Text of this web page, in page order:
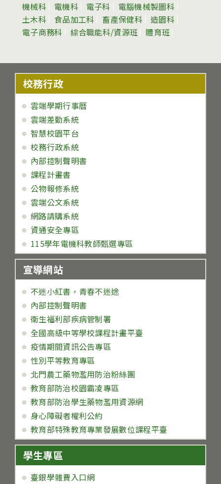
機械科 電機科 電子科
電腦機械製圖科
土木科
食品加工科 畜產保健科
造園科
電子商務科
綜合職能科/資源班 體育班
校務行政
雲端學期行事曆
雲端差勤系統
智慧校園平台
校務行政系統
內部控制聲明書
課程計畫書
公物報修系統
雲端公文系統
網路請購系統
資通安全專區
115學年電機科教師甄選專區
宣導網站
不迷小紅書，青春不迷途
內部控制聲明書
衛生福利部疾病管制署
全國高級中等學校課程計畫平臺
疫情期間資訊公告專區
性別平等教育專區
北門農工藥物濫用防治粉絲團
教育部防治校園霸凌專區
教育部防治學生藥物濫用資源網
身心障礙者權利公約
教育部特殊教育專業發展數位課程平臺
學生專區
臺銀學雜費入口網